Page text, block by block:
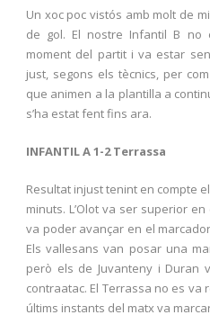
Un xoc poc vistós amb molt de
de gol. El nostre Infantil B no
moment del partit i va estar
just, segons els tècnics, per
que animen a la plantilla a
s’ha estat fent fins ara.
INFANTIL A 1-2 Terrassa
Resultat injust tenint en compte
minuts. L’Olot va ser superior
va poder avançar en el
Els vallesans van posar una
però els de Juvanteny i
contraatac. El Terrassa no es va
últims instants del matx va